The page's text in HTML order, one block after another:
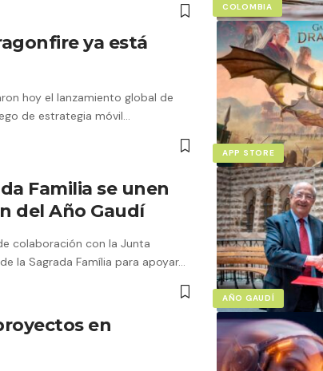
COLOMBIA
APP STORE
ya está
hoy el lanzamiento global de
de estrategia móvil…
AÑO GAUDÍ
Familia se unen
del Año Gaudí
colaboración con la Junta
la Sagrada Família para apoyar…
en